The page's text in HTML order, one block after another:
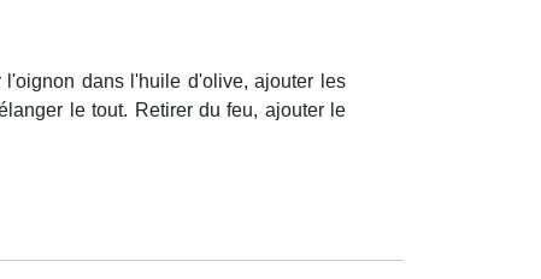
dans l'huile d'olive, ajouter les
le tout. Retirer du feu, ajouter le